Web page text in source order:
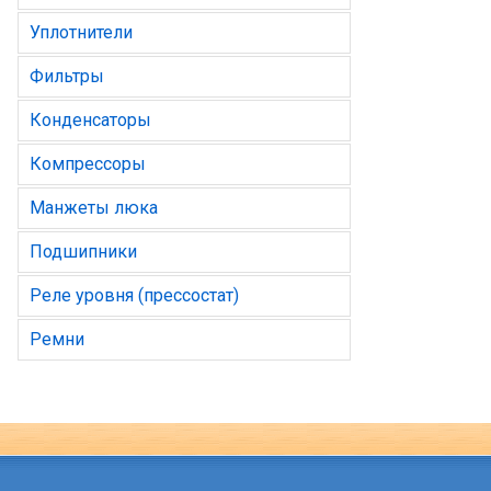
Уплотнители
Фильтры
Конденсаторы
Компрессоры
Манжеты люка
Подшипники
Реле уровня (прессостат)
Ремни